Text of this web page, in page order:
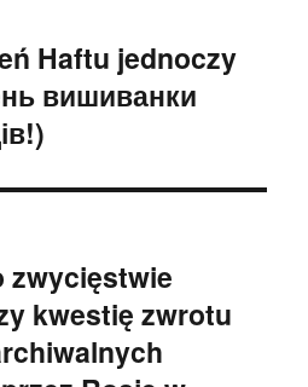
Haftu jednoczy
вишиванки
zwycięstwie
kwestię zwrotu